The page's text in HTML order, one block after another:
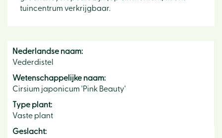
tuincentrum verkrijgbaar.
Nederlandse naam:
Vederdistel
Wetenschappelijke naam:
Cirsium japonicum 'Pink Beauty'
Type plant:
Vaste plant
Geslacht: